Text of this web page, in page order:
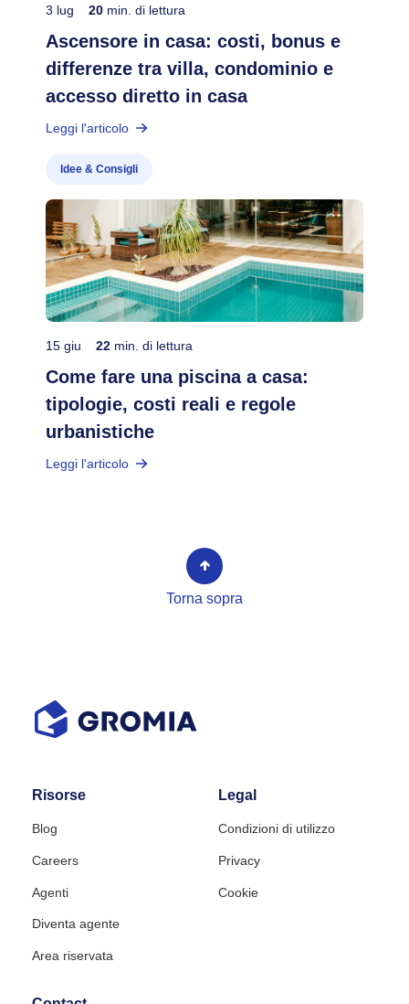
3 lug 20 min. di lettura
Ascensore in casa: costi, bonus e
differenze tra villa, condominio e
accesso diretto in casa
Leggi l'articolo
Idee & Consigli
15 giu 22 min. di lettura
Come fare una piscina a casa:
tipologie, costi reali e regole
urbanistiche
Leggi l'articolo
Torna sopra
Risorse
Blog
Careers
Agenti
Diventa agente
Area riservata
Legal
Condizioni di utilizzo
Privacy
Cookie